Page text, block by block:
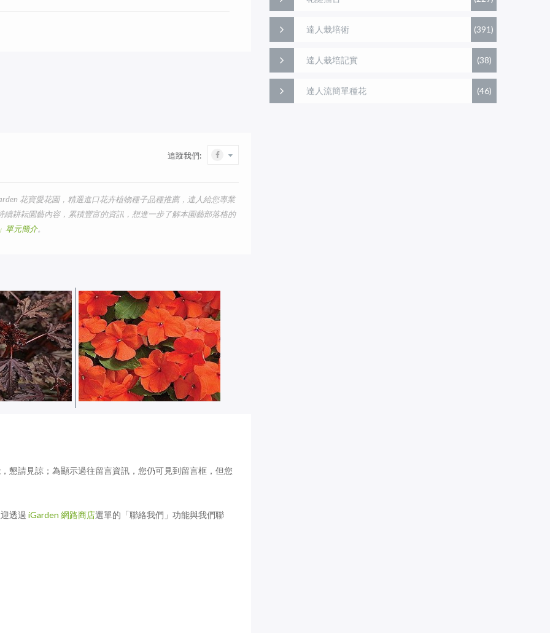
追蹤我們:
花寶愛花園，精選進口花卉植物種子品種推薦，達人給您專業
耕耘園藝內容，累積豐富的資訊，想進一步了解本園藝部落格的
單元簡介。
懇請見諒；為顯示過往留言資訊，您仍可見到留言框，但您
透過 iGarden 網路商店選單的「聯絡我們」功能與我們聯
達人栽培術 (391)
達人栽培記實 (38)
達人流簡單種花 (46)